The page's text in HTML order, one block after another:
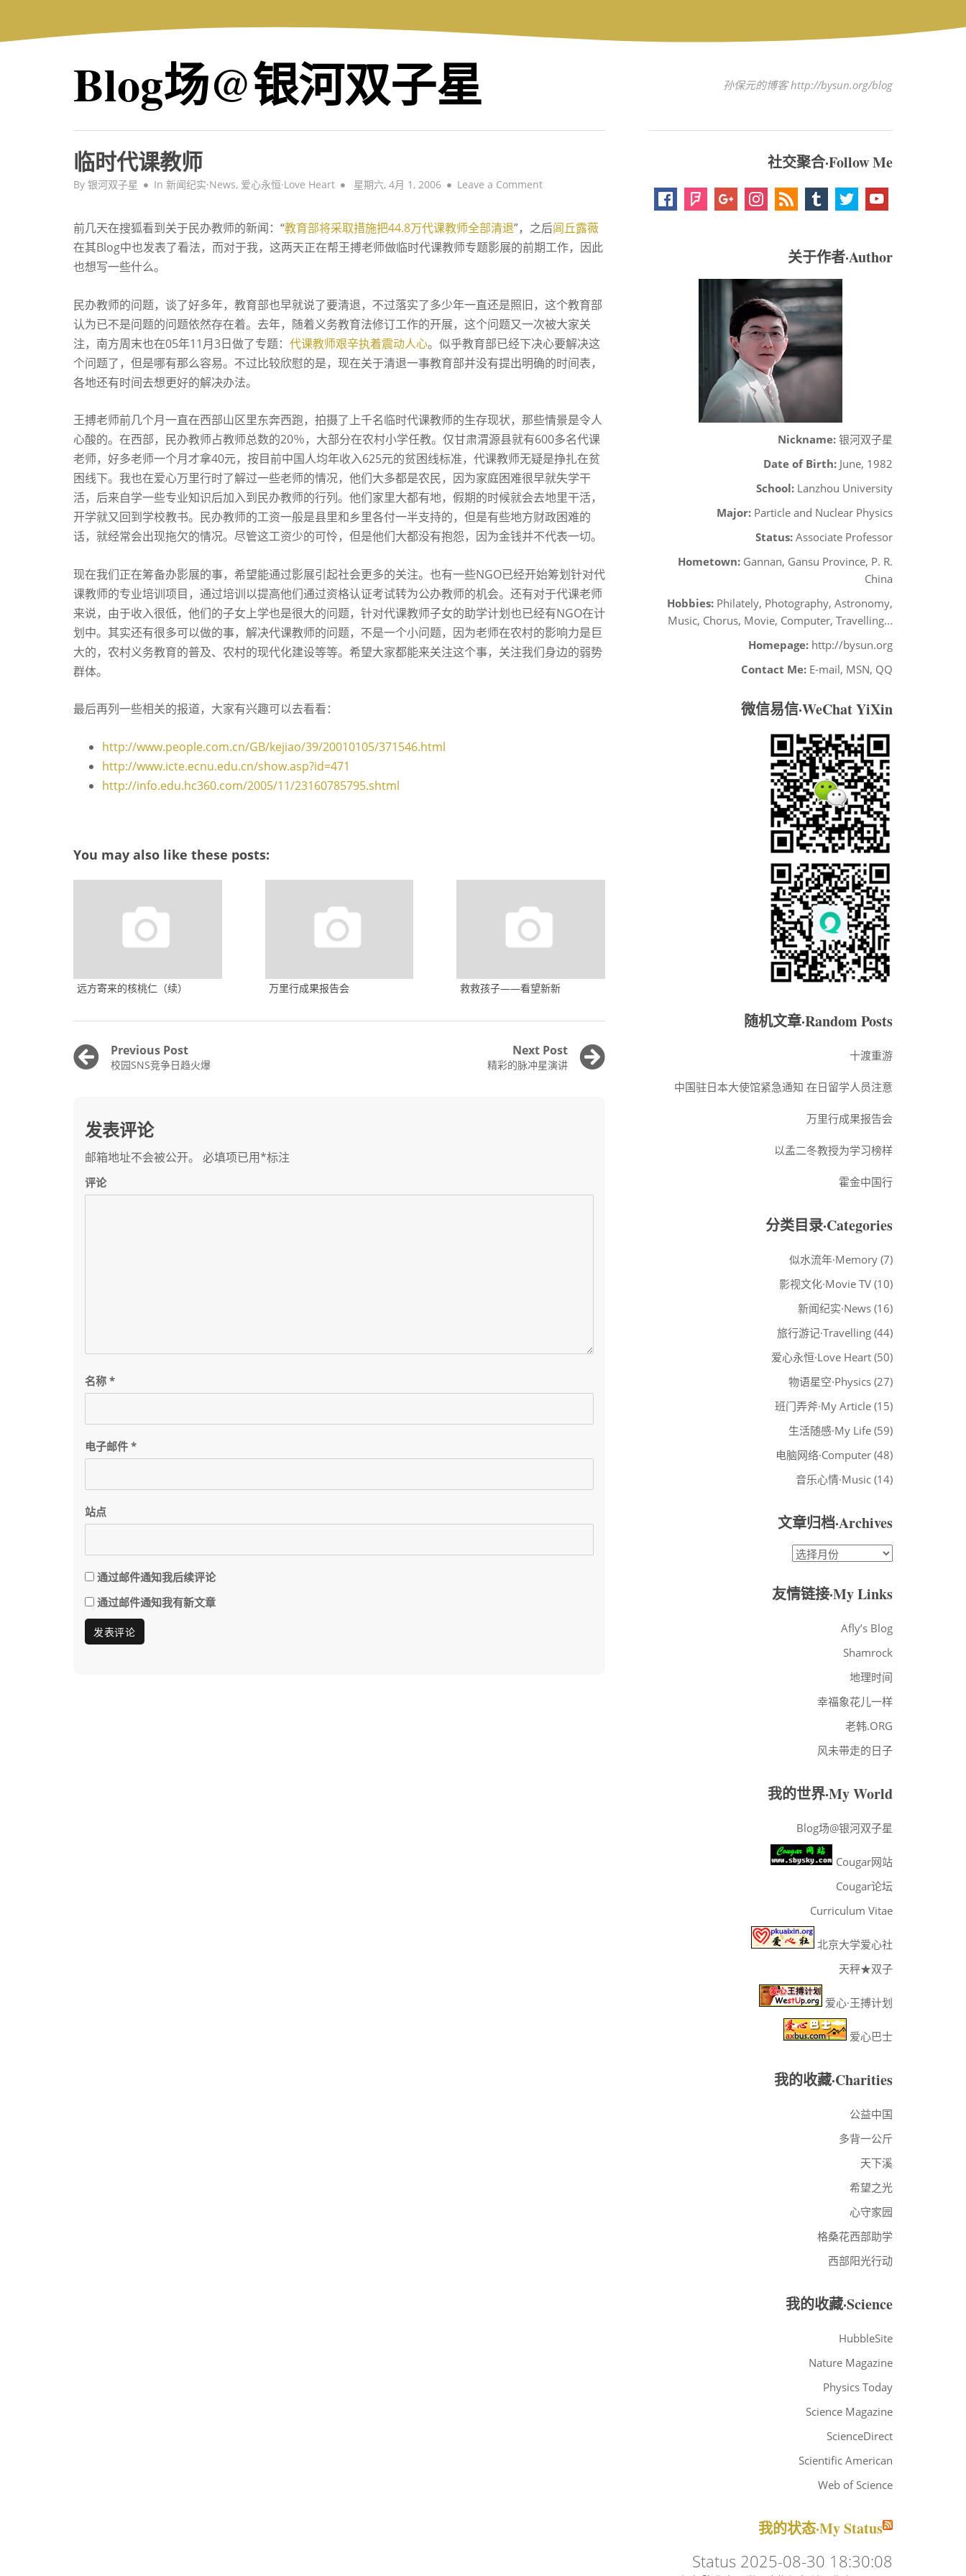
content
Blog场@银河双子星 孙保元的博客 http://bysun.org/blog
临时代课教师
By 银河双子星 In 新闻纪实·News, 爱心永恒·Love Heart
Posted
星期六, 4月 1, 2006 Leave a Commenton
代
课
前几天在搜狐看到关于民办教师的新闻：“教育部将采取措施把44.8万代课教师全部清退”，之后闾丘露薇
在其Blog中也发表了看法，而对于我，这两天正在帮王搏老师做临时代课教师专题影展的前期工作，因此
也想写一些什么。
民办教师的问题，谈了好多年，教育部也早就说了要清退，不过落实了多少年一直还是照旧，这个教育部
认为已不是问题的问题依然存在着。去年，随着义务教育法修订工作的开展，这个问题又一次被大家关
注，南方周末也在05年11月3日做了专题： 代课教师艰辛执着震动人心。似乎教育部已经下决心要解决这
个问题了，但是哪有那么容易。不过比较欣慰的是，现在关于清退一事教育部并没有提出明确的时间表，
各地还有时间去想更好的解决办法。
王搏老师前几个月一直在西部山区里东奔西跑，拍摄了上千名临时代课教师的生存现状，那些情景是令人
心酸的。在西部，民办教师占教师总数的20％，大部分在农村小学任教。仅甘肃渭源县就有600多名代课
老师，好多老师一个月才拿40元，按目前中国人均年收入625元的贫困线标准，代课教师无疑是挣扎在贫
困线下。我也在爱心万里行时了解过一些老师的情况，他们大多都是农民，因为家庭困难很早就失学干
活，后来自学一些专业知识后加入到民办教师的行列。他们家里大都有地，假期的时候就会去地里干活，
开学就又回到学校教书。民办教师的工资一般是县里和乡里各付一半支持的，但是有些地方财政困难的
话，就经常会出现拖欠的情况。尽管这工资少的可怜，但是他们大都没有抱怨，因为金钱并不代表一切。
现在我们正在筹备办影展的事，希望能通过影展引起社会更多的关注。也有一些NGO已经开始筹划针对代
课教师的专业培训项目，通过培训以提高他们通过资格认证考试转为公办教师的机会。还有对于代课老师
来说，由于收入很低，他们的子女上学也是很大的问题，针对代课教师子女的助学计划也已经有NGO在计
划中。其实还有很多可以做的事，解决代课教师的问题，不是一个小问题，因为老师在农村的影响力是巨
大的，农村义务教育的普及、农村的现代化建设等等。希望大家都能来关注这个事，关注我们身边的弱势
群体。
最后再列一些相关的报道，大家有兴趣可以去看看：
http://www.people.com.cn/GB/kejiao/39/20010105/371546.html
http://www.icte.ecnu.edu.cn/show.asp?id=471
http://info.edu.hc360.com/2005/11/23160785795.shtml
You may also like these posts:
远方寄来的核桃仁（续） 万里行成果报告会 救救孩子——看望新新
文
章
航
Previous Post
Previous
校园SNS竞争日趋火爆
Next Post
Next
精彩的脉冲星演讲
发表评论
邮箱地址不会被公开。 必填项已用*标注
评论
名称 *
电子邮件 *
站点
通过邮件通知我后续评论
通过邮件通知我有新文章
社交聚合·Follow Me
关于作者·Author
Nickname: 银河双子星
Date of Birth: June, 1982
School: Lanzhou University
Major: Particle and Nuclear Physics
Status: Associate Professor
Hometown: Gannan, Gansu Province, P. R.
China
Hobbies: Philately, Photography, Astronomy,
Music, Chorus, Movie, Computer, Travelling...
Homepage: http://bysun.org
Contact Me: E-mail, MSN, QQ
微信易信·WeChat YiXin
随机文章·Random Posts
十渡重游
中国驻日本大使馆紧急通知 在日留学人员注意
万里行成果报告会
以孟二冬教授为学习榜样
霍金中国行
分类目录·Categories
似水流年·Memory (7)
影视文化·Movie TV (10)
新闻纪实·News (16)
旅行游记·Travelling (44)
爱心永恒·Love Heart (50)
物语星空·Physics (27)
班门弄斧·My Article (15)
生活随感·My Life (59)
电脑网络·Computer (48)
音乐心情·Music (14)
文章归档·Archives
友情链接·My Links
Afly’s Blog
Shamrock
地理时间
幸福象花儿一样
老韩.ORG
风未带走的日子
我的世界·My World
Blog场@银河双子星
Cougar网站
Cougar论坛
Curriculum Vitae
北京大学爱心社
天秤★双子
爱心·王搏计划
爱心巴士
我的收藏·Charities
公益中国
多背一公斤
天下溪
希望之光
心守家园
格桑花西部助学
西部阳光行动
我的收藏·Science
HubbleSite
Nature Magazine
Physics Today
Science Magazine
ScienceDirect
Scientific American
Web of Science
我的状态·My Status
Status 2025-08-30 18:30:08